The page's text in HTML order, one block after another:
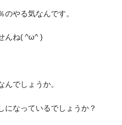
やる気なんです。
んね( ^ω^ )
でしょうか。
になっているでしょうか？